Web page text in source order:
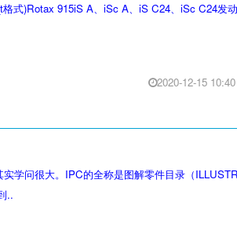
式)Rotax 915iS A、iSc A、iS C24、iSc C24发
2020-12-15
学问很大。IPC的全称是图解零件目录（
..